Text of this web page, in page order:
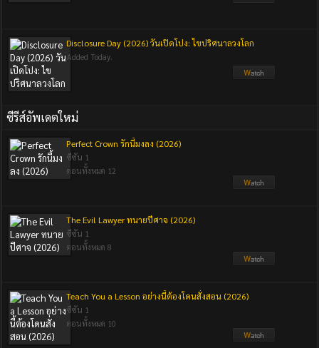
Disclosure Day (2026) วันเปิดโปง: ไขปริศนาลวงโลก
Added Today.
ซีรีส์อัพเดตใหม่
Perfect Crown รักนี้มงลง (2026)
ซีซัน 1
ตอนทั้งหมด 12
The Evil Lawyer ทนายปีศาจ (2026)
ซีซัน 1
ตอนทั้งหมด 8
Teach You a Lesson อย่างนี้ต้องโดนสั่งสอน (2026)
ซีซัน 1
ตอนทั้งหมด 10